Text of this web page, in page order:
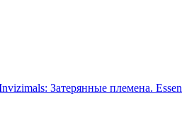
Затерянные племена.